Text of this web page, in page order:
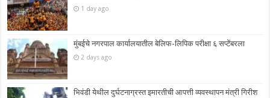
1 day ago
मुंबईचे नगरपाल कार्यालयातील बेलिफ-लिपिक परीक्षा ६ सप्टेंबरला
2 days ago
भिवंडी येथील दुर्घटनाग्रस्त इमारतीची आपत्ती व्यवस्थापन मंत्री गिरीश